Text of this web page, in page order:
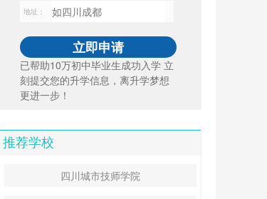
地址：
已帮助10万初中毕业生成功入学 立
刻提交您的升学信息，离升学梦想
更进一步！
推荐学校
四川城市技师学院